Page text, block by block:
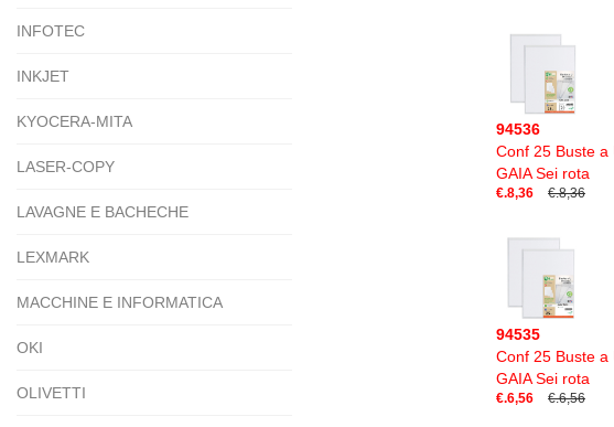
INFOTEC
INKJET
KYOCERA-MITA
LASER-COPY
LAVAGNE E BACHECHE
LEXMARK
MACCHINE E INFORMATICA
OKI
OLIVETTI
94536
Conf 25 Buste a
GAIA Sei rota
€.8,36 €.8,36
94535
Conf 25 Buste a
GAIA Sei rota
€.6,56 €.6,56